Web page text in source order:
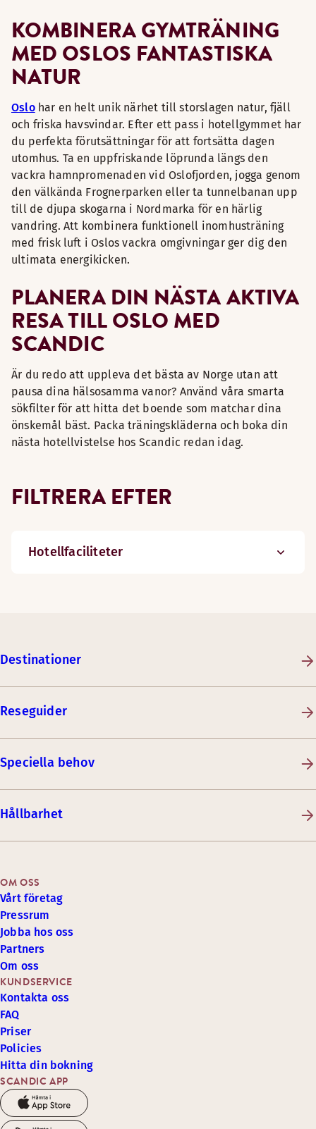
KOMBINERA GYMTRÄNING
MED OSLOS FANTASTISKA
NATUR
Oslohar en helt unik närhet till storslagen natur, fjäll
och friska havsvindar. Efter ett pass i hotellgymmet har
du perfekta förutsättningar för att fortsätta dagen
utomhus. Ta en uppfriskande löprunda längs den
vackra hamnpromenaden vid Oslofjorden, jogga genom
den välkända Frognerparken eller ta tunnelbanan upp
till de djupa skogarna i Nordmarka för en härlig
vandring. Att kombinera funktionell inomhusträning
med frisk luft i Oslos vackra omgivningar ger dig den
ultimata energikicken.
PLANERA DIN NÄSTA AKTIVA
RESA TILL OSLO MED
SCANDIC
Är du redo att uppleva det bästa av Norge utan att
pausa dina hälsosamma vanor? Använd våra smarta
sökfilter för att hitta det boende som matchar dina
önskemål bäst. Packa träningskläderna och boka din
nästa hotellvistelse hos Scandic redan idag.
FILTRERA EFTER
Hotellfaciliteter
Destinationer
Reseguider
Speciella behov
Hållbarhet
SCANDIC APP
KUNDSERVICE
Kontakta oss
FAQ
Priser
Policies
Hitta din bokning
OM OSS
Vårt företag
Pressrum
Jobba hos oss
Partners
Om oss